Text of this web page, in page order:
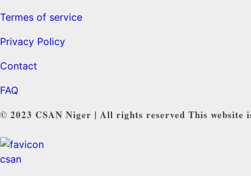
Termes of service
Privacy Policy
Contact
FAQ
© 2023 CSAN Niger | All rights reserved This